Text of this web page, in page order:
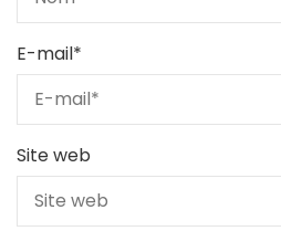
E-mail*
Site web